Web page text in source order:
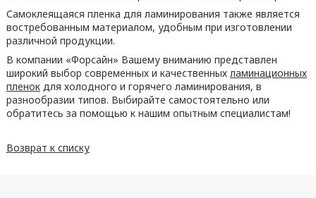
Самоклеящаяся пленка для ламинирования также является
востребованным материалом, удобным при изготовлении
различной продукции.
В компании «Форсайн» Вашему вниманию представлен
широкий выбор современных и качественных ламинационных
пленокдля холодного и горячего ламинирования, в
разнообразии типов. Выбирайте самостоятельно или
обратитесь за помощью к нашим опытным специалистам!
Возврат к списку